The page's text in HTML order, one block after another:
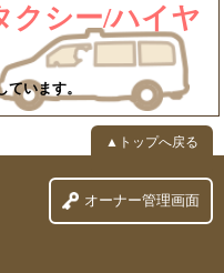
クシー/ハイヤ
います。
▲トップへ戻る
オーナー管理画面